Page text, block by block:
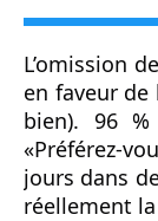
L’omission
en faveur de
bien). 96
«Préférez-
jours dans
réellement